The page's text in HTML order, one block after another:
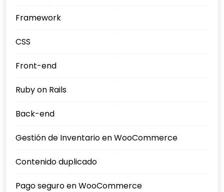
Framework
CSS
Front-end
Ruby on Rails
Back-end
Gestión de Inventario en WooCommerce
Contenido duplicado
Pago seguro en WooCommerce